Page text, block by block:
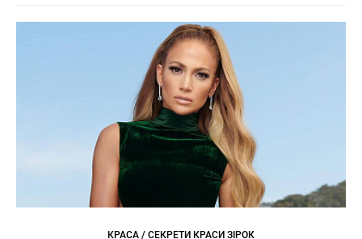
КРАСА / СЕКРЕТИ КРАСИ ЗІРОК